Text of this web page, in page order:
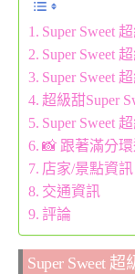
Super Sweet
Super Sweet
Super Sweet
超級甜Super
Super Sweet
📸 跟著滿分
店家/景點資訊
交通資訊
評論
Super Sweet